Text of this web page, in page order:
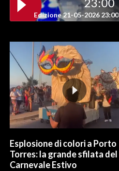
INFO AZIENDE
ANNUNCI
NECROLOGI
PUBBLICITÀ
SPIAGGE
STORE
23:00
Edizione 21-05-2026 23:00
Esplosione di colori a Porto
Torres: la grande sfilata del
Carnevale Estivo